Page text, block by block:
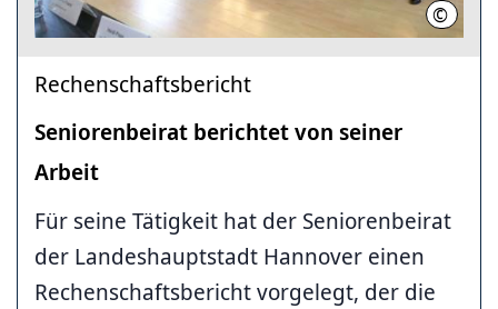
©
Rechenschaftsbericht
Seniorenbeirat berichtet von seiner
Arbeit
Für seine Tätigkeit hat der Seniorenbeirat
der Landeshauptstadt Hannover einen
Rechenschaftsbericht vorgelegt, der die